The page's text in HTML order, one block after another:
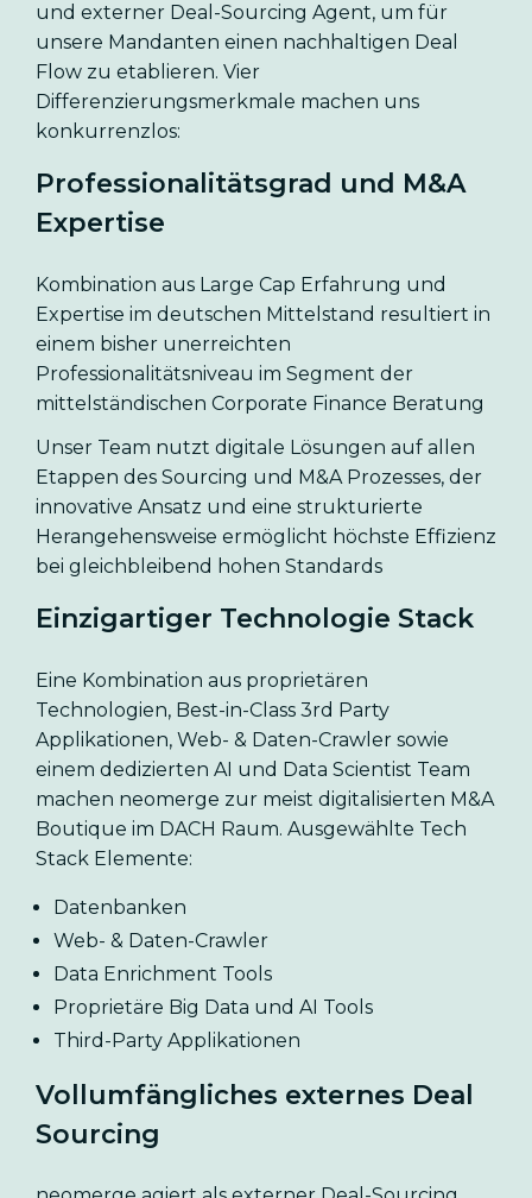
und externer Deal-Sourcing Agent, um für
unsere Mandanten einen nachhaltigen Deal
Flow zu etablieren. Vier
Differenzierungsmerkmale machen uns
konkurrenzlos:
Professionalitätsgrad und M&A
Expertise
Kombination aus Large Cap Erfahrung und
Expertise im deutschen Mittelstand resultiert in
einem bisher unerreichten
Professionalitätsniveau im Segment der
mittelständischen Corporate Finance Beratung
Unser Team nutzt digitale Lösungen auf allen
Etappen des Sourcing und M&A Prozesses, der
innovative Ansatz und eine strukturierte
Herangehensweise ermöglicht höchste Effizienz
bei gleichbleibend hohen Standards
Einzigartiger Technologie Stack
Eine Kombination aus proprietären
Technologien, Best-in-Class 3rd Party
Applikationen, Web- & Daten-Crawler sowie
einem dedizierten AI und Data Scientist Team
machen neomerge zur meist digitalisierten M&A
Boutique im DACH Raum. Ausgewählte Tech
Stack Elemente:
Datenbanken
Web- & Daten-Crawler
Data Enrichment Tools
Proprietäre Big Data und AI Tools
Third-Party Applikationen
Vollumfängliches externes Deal
Sourcing